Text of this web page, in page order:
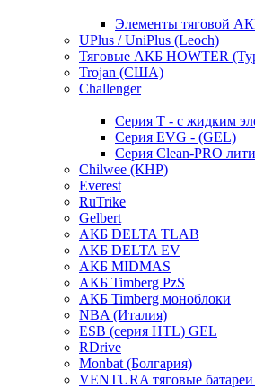
Элементы тяговой
UPlus / UniPlus (Leoch)
Тяговые АКБ HOWTER
Trojan (США)
Challenger
Серия T - с жидким
Серия EVG - (GEL)
Серия Clean-PRO
Chilwee (КНР)
Everest
RuTrike
Gelbert
АКБ DELTA TLAB
АКБ DELTA EV
АКБ MIDMAS
АКБ Timberg PzS
АКБ Timberg моноблоки
NBA (Италия)
ESB (серия HTL) GEL
RDrive
Monbat (Болгария)
VENTURA тяговые